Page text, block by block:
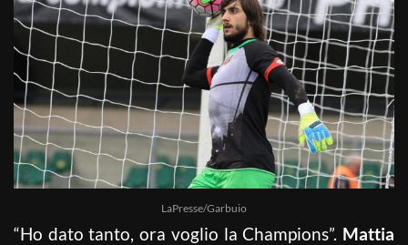
LaPresse/Garbuio
“Ho dato tanto, ora voglio la Champions”. Mattia